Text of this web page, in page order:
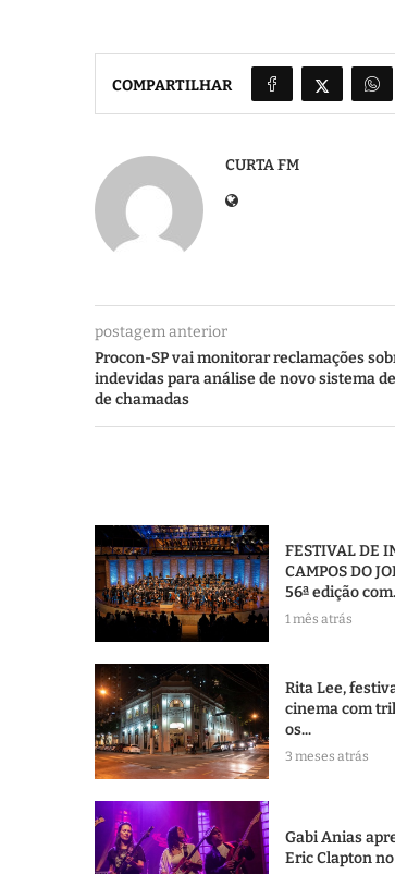
COMPARTILHAR
CURTA FM
postagem anterior
Procon-SP vai monitorar reclamações
indevidas para análise de novo sistema
de chamadas
FESTIVAL DE
CAMPOS DO
56ª edição
1 mês atrás
Rita Lee,
cinema com
os...
3 meses atrás
Gabi Anias
Eric Clapton